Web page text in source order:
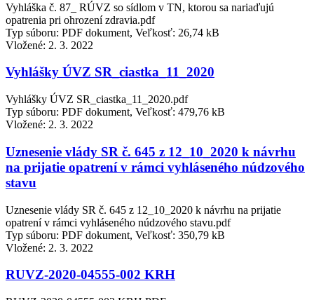
Vyhláška č. 87_ RÚVZ so sídlom v TN, ktorou sa nariaďujú
opatrenia pri ohrození zdravia.pdf
Typ súboru: PDF dokument, Veľkosť: 26,74 kB
Vložené: 2. 3. 2022
Vyhlášky ÚVZ SR_ciastka_11_2020
Vyhlášky ÚVZ SR_ciastka_11_2020.pdf
Typ súboru: PDF dokument, Veľkosť: 479,76 kB
Vložené: 2. 3. 2022
Uznesenie vlády SR č. 645 z 12_10_2020 k návrhu
na prijatie opatrení v rámci vyhláseného núdzového
stavu
Uznesenie vlády SR č. 645 z 12_10_2020 k návrhu na prijatie
opatrení v rámci vyhláseného núdzového stavu.pdf
Typ súboru: PDF dokument, Veľkosť: 350,79 kB
Vložené: 2. 3. 2022
RUVZ-2020-04555-002 KRH